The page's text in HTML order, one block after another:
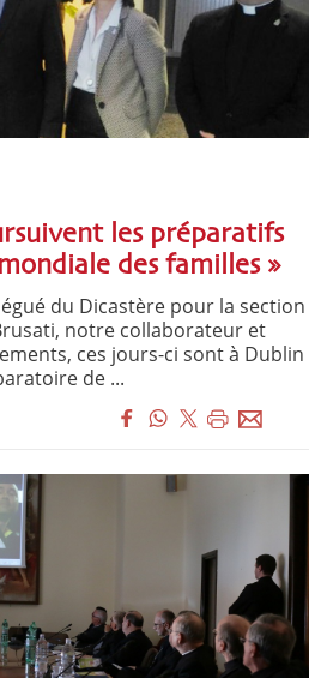
les préparatifs
des familles »
du Dicastère pour la section
notre collaborateur et
ces jours-ci sont à Dublin
de ...